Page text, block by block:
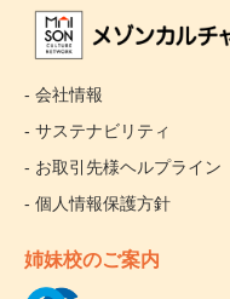
- 会社情報
- サステナビリティ
- お取引先様ヘルプライン
- 個人情報保護方針
姉妹校のご案内